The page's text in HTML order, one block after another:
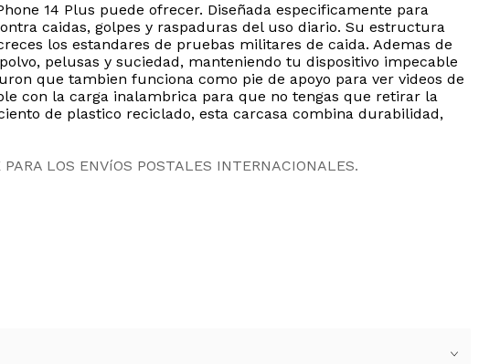
14 Plus puede ofrecer. Diseñada especificamente para
caidas, golpes y raspaduras del uso diario. Su estructura
los estandares de pruebas militares de caida. Ademas de
pelusas y suciedad, manteniendo tu dispositivo impecable
que tambien funciona como pie de apoyo para ver videos de
con la carga inalambrica para que no tengas que retirar la
de plastico reciclado, esta carcasa combina durabilidad,
LOS ENVíOS POSTALES INTERNACIONALES.